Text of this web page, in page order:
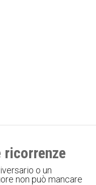
o un
non può mancare